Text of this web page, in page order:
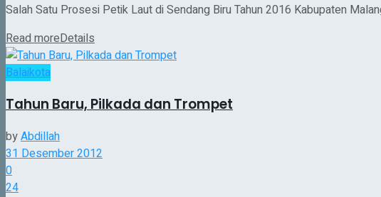
Salah Satu Prosesi Petik Laut di Sendang Biru Tahun 2016 Kabupaten
Read moreDetails
Balaikota
Tahun Baru, Pilkada dan Trompet
byAbdillah
31 Desember 2012
0
24